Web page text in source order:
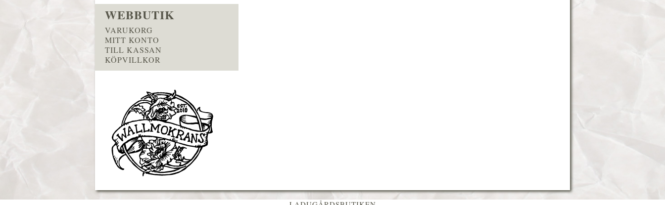
WEBBUTIK
VARUKORG
MITT KONTO
TILL KASSAN
KÖPVILLKOR